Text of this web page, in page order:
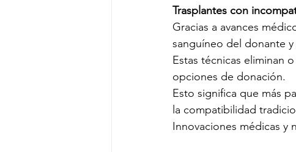
Trasplantes con
Gracias a avances
sanguíneo del donante
Estas técnicas eliminan
opciones de donación.
Esto significa que más
la compatibilidad
Innovaciones médicas y